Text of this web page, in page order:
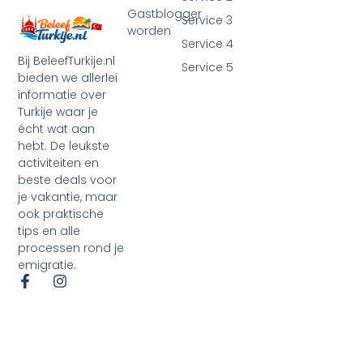
Bij BeleefTurkije.nl
bieden we allerlei
informatie over
Turkije waar je
écht wat aan
hebt. De leukste
activiteiten en
beste deals voor
je vakantie, maar
ook praktische
tips en alle
processen rond je
emigratie.
Service 3
Service 4
Service 5
Gastblogger
worden